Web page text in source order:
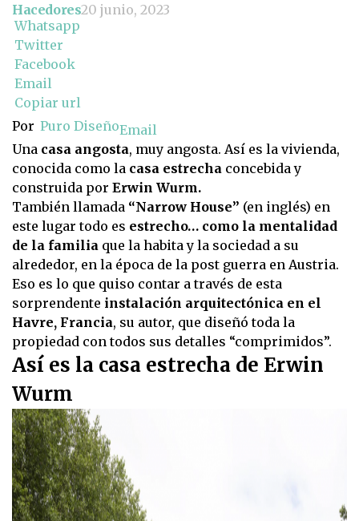
Hacedores20 junio, 2023
Whatsapp
Twitter
Facebook
Email
Copiar url
Por Puro DiseñoEmail
Una casa angosta, muy angosta. Así es la vivienda,
conocida como la casa estrecha concebida y
construida por Erwin Wurm.
También llamada “Narrow House” (en inglés) en
este lugar todo es estrecho… como la mentalidad
de la familia que la habita y la sociedad a su
alrededor, en la época de la post guerra en Austria.
Eso es lo que quiso contar a través de esta
sorprendente instalación arquitectónica en el
Havre, Francia, su autor, que diseñó toda la
propiedad con todos sus detalles “comprimidos”.
Así es la casa estrecha de Erwin
Wurm